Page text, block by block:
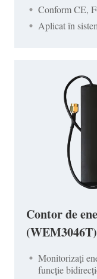
Conform CE,
Aplicat în
Contor de
(WEM3046T)
Monitorizați
funcție